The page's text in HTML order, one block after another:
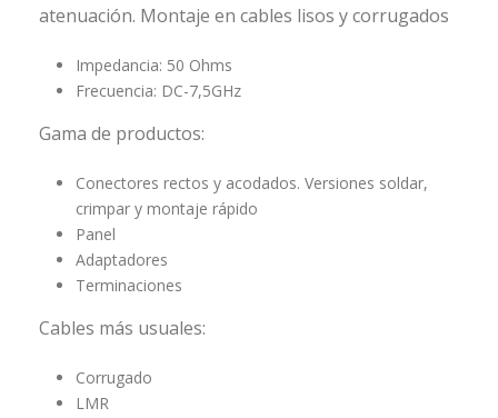
atenuación. Montaje en cables lisos y corrugados
Impedancia: 50 Ohms
Frecuencia: DC-7,5GHz
Gama de productos:
Conectores rectos y acodados. Versiones soldar,
crimpar y montaje rápido
Panel
Adaptadores
Terminaciones
Cables más usuales:
Corrugado
LMR